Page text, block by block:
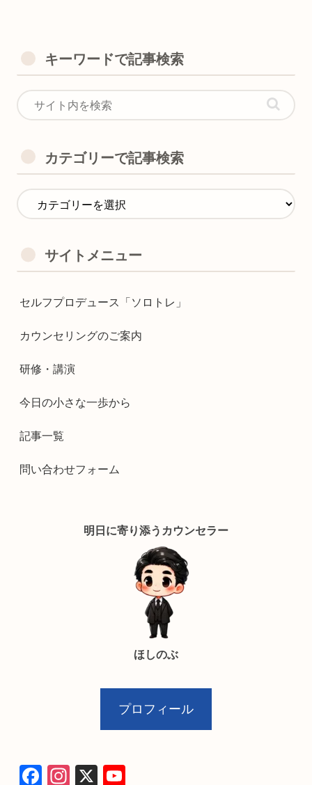
キーワードで記事検索
カテゴリーで記事検索
サイトメニュー
セルフプロデュース「ソロトレ」
カウンセリングのご案内
研修・講演
今日の小さな一歩から
記事一覧
問い合わせフォーム
明日に寄り添うカウンセラー
ほしのぶ
プロフィール
F
In
X